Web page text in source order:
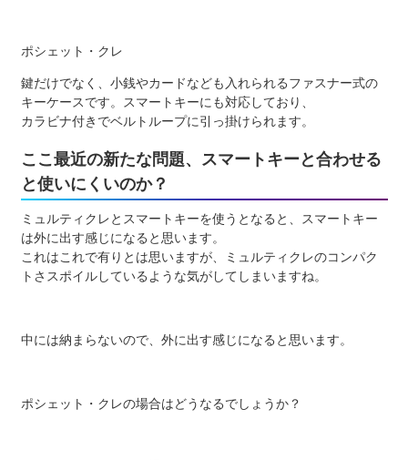
ポシェット・クレ
鍵だけでなく、小銭やカードなども入れられるファスナー式の
キーケースです。スマートキーにも対応しており、
カラビナ付きでベルトループに引っ掛けられます。
ここ最近の新たな問題、スマートキーと合わせる
と使いにくいのか？
ミュルティクレとスマートキーを使うとなると、スマートキー
は外に出す感じになると思います。
これはこれで有りとは思いますが、ミュルティクレのコンパク
トさスポイルしているような気がしてしまいますね。
中には納まらないので、外に出す感じになると思います。
ポシェット・クレの場合はどうなるでしょうか？